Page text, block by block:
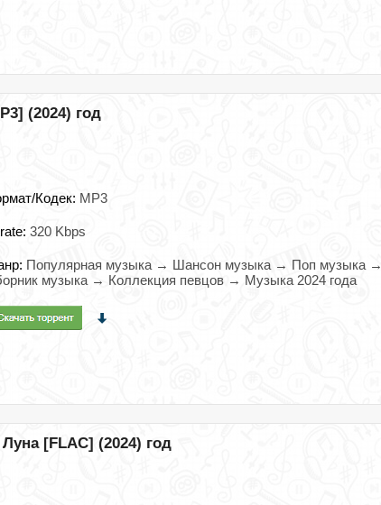
(2024) год
Кодек: MP3
320 Kbps
Популярная музыка → Шансон музыка → Поп музыка →
музыка → Коллекция певцов → Музыка 2024 года
[FLAC] (2024) год